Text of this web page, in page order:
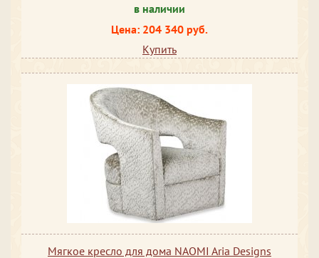
в наличии
Цена: 204 340 руб.
Купить
Мягкое кресло для дома NAOMI Aria Designs